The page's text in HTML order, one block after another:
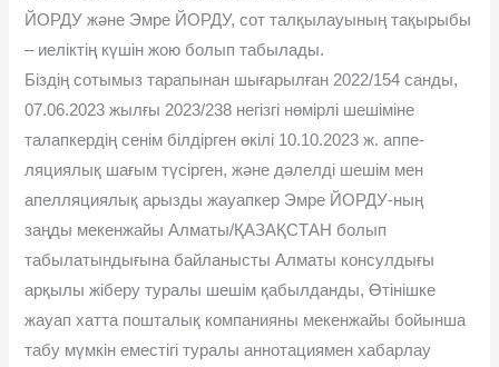
ЙОРДУ жəне Эмре ЙОРДУ, сот талқылауының тақырыбы
– иеліктің күшін жою болып табылады.
Біздің сотымыз тарапынан шығарылған 2022/154 санды,
07.06.2023 жылғы 2023/238 негізгі нөмірлі шешіміне
талапкердің сенім білдірген өкілі 10.10.2023 ж. аппе-
ляциялық шағым түсірген, жəне дəлелді шешім мен
апелляциялық арызды жауапкер Эмре ЙОРДУ-ның
заңды мекенжайы Алматы/ҚАЗАҚСТАН болып
табылатындығына байланысты Алматы консулдығы
арқылы жіберу туралы шешім қабылданды, Өтінішке
жауап хатта пошталық компанияны мекенжайы бойынша
табу мүмкін еместігі туралы аннотациямен хабарлау